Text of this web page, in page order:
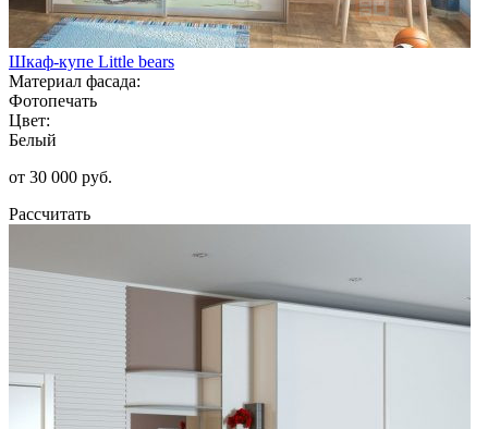
Шкаф-купе Little bears
Материал фасада:
Фотопечать
Цвет:
Белый
от 30 000 руб.
Рассчитать